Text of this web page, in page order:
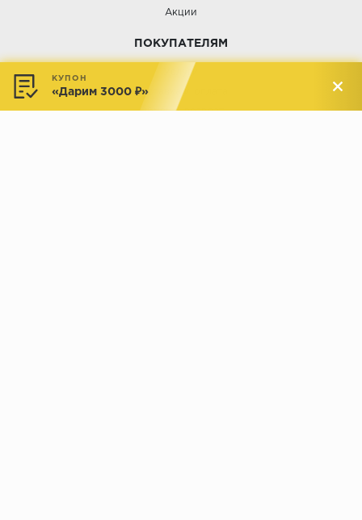
Акции
ПОКУПАТЕЛЯМ
Услуги
Доставка и оплата
Обмен и возврат
КУПОН
«Дарим 3000 ₽»